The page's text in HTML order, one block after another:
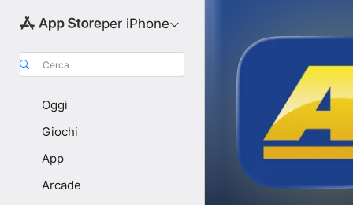
per iPhone
Cerca
Oggi
Giochi
App
Arcade